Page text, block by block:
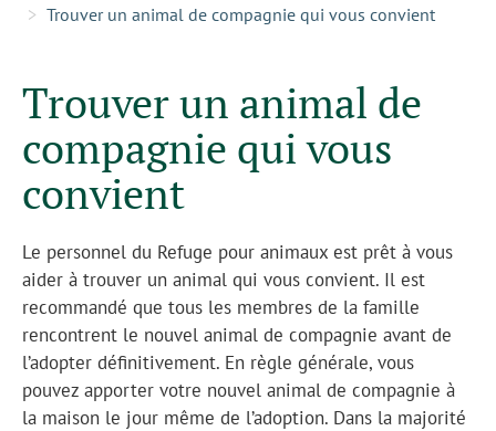
Trouver un animal de compagnie qui vous convient
Trouver un animal de
compagnie qui vous
convient
Le personnel du Refuge pour animaux est prêt à vous
aider à trouver un animal qui vous convient. Il est
recommandé que tous les membres de la famille
rencontrent le nouvel animal de compagnie avant de
l’adopter définitivement. En règle générale, vous
pouvez apporter votre nouvel animal de compagnie à
la maison le jour même de l’adoption. Dans la majorité